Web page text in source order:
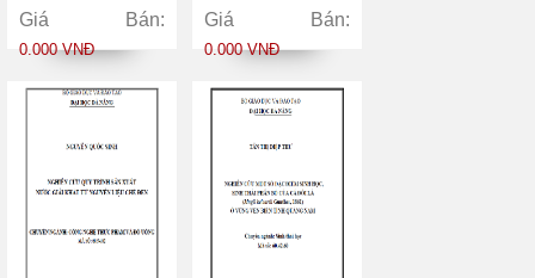
rừng tại Khu bảo
tồn loài và sinh
Lạc - Chợ Đồn -
Bắc Kạn
Giá Bán:
0.000 VNĐ
bao tử mirabelle
và mimoza trong
thái vụ đông xuân
tại xã Hòa Tiên
thành phố Đà
Nẵng
Giá Bán:
0.000 VNĐ